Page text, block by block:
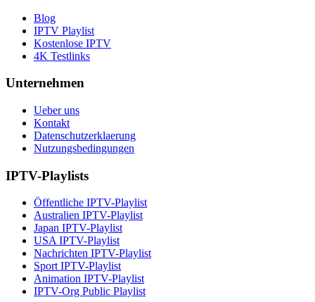
Blog
IPTV Playlist
Kostenlose IPTV
4K Testlinks
Unternehmen
Ueber uns
Kontakt
Datenschutzerklaerung
Nutzungsbedingungen
IPTV-Playlists
Öffentliche IPTV-Playlist
Australien IPTV-Playlist
Japan IPTV-Playlist
USA IPTV-Playlist
Nachrichten IPTV-Playlist
Sport IPTV-Playlist
Animation IPTV-Playlist
IPTV-Org Public Playlist